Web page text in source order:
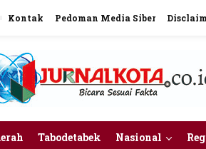
Kontak Pedoman Media Siber
Tabodetabek Nasional